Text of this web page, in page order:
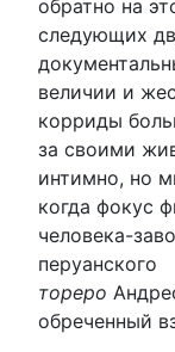
обратно на
следующих
величии и
корриды
за своими
интимно, но
когда фокус
человека-
перуанского
тореро
обреченный